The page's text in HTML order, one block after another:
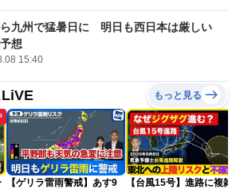
九州で猛暑日に 明日も西日本は厳しい
想
15:40
LiVE もっと見る
【ゲリラ雷雨警戒】あす9
【台風15号】進路に複雑